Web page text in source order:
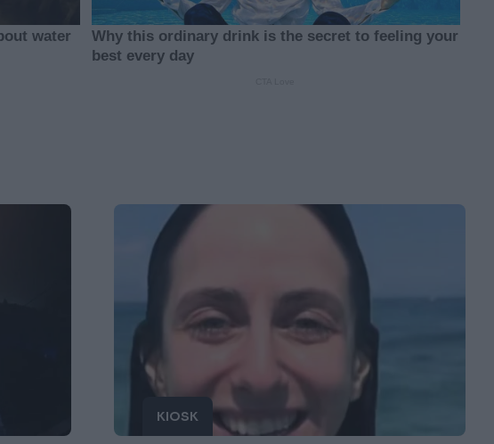
KIOSK